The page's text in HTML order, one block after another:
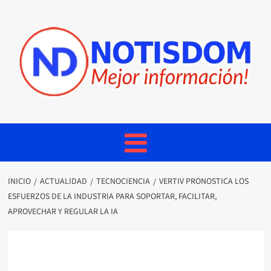
INICIO ACTUALIDAD TECNOCIENCIA
VERTIV PRONOSTICA LOS
ESFUERZOS DE LA INDUSTRIA PARA SOPORTAR, FACILITAR,
APROVECHAR Y REGULAR LA IA